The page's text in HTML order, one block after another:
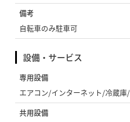
備考
自転車のみ駐車可
設備・サービス
専用設備
エアコン/インターネット/冷蔵
共用設備